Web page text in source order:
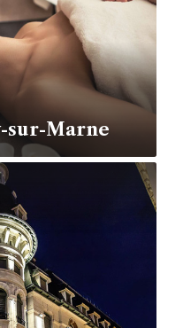
sur-Marne